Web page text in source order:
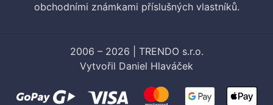
obchodními známkami příslušných vlastníků.
2006 – 2026 | TRENDO s.r.o.
Vytvořil Daniel Hlaváček